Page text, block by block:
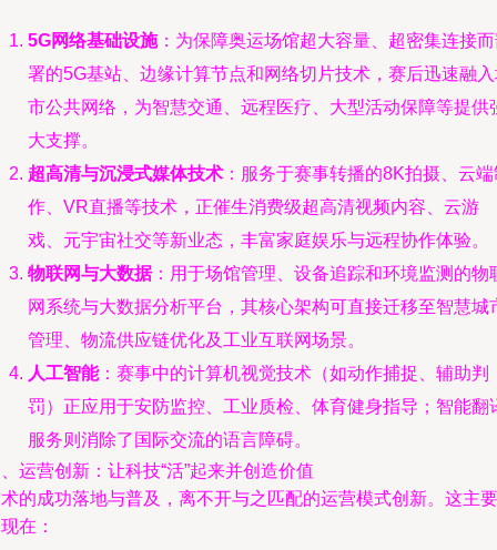
5G网络基础设施：为保障奥运场馆超大容量、超密集连接
署的5G基站、边缘计算节点和网络切片技术，赛后迅速融
市公共网络，为智慧交通、远程医疗、大型活动保障等提供
大支撑。
超高清与沉浸式媒体技术 ：服务于赛事转播的8K拍摄、云
作、VR直播等技术，正催生消费级超高清视频内容、云游
戏、元宇宙社交等新业态，丰富家庭娱乐与远程协作体验。
物联网与大数据：用于场馆管理、设备追踪和环境监测的物
网系统与大数据分析平台，其核心架构可直接迁移至智慧城
管理、物流供应链优化及工业互联网场景。
人工智能：赛事中的计算机视觉技术（如动作捕捉、辅助判
罚）正应用于安防监控、工业质检、体育健身指导；智能翻
服务则消除了国际交流的语言障碍。
运营创新：让科技“活”起来并创造价值
的成功落地与普及，离不开与之匹配的运营模式创新。这主要
在：